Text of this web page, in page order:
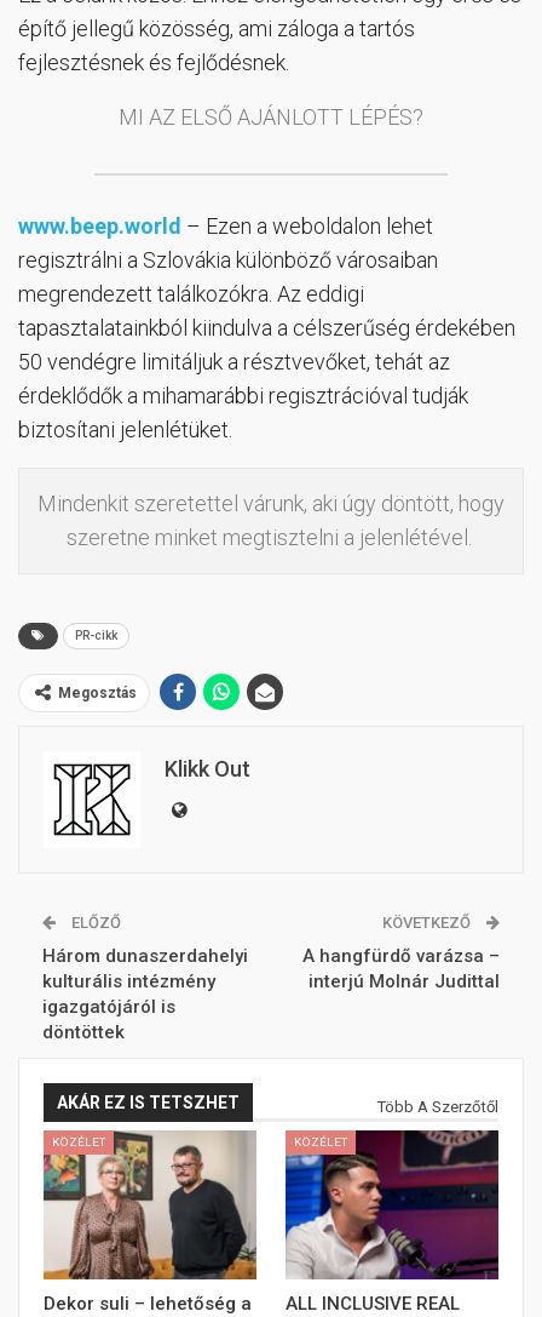
építő jellegű közösség, ami záloga a tartós
fejlesztésnek és fejlődésnek.
MI AZ ELSŐ AJÁNLOTT LÉPÉS?
www.beep.world – Ezen a weboldalon lehet
regisztrálni a Szlovákia különböző városaiban
megrendezett találkozókra. Az eddigi
tapasztalatainkból kiindulva a célszerűség érdekében
50 vendégre limitáljuk a résztvevőket, tehát az
érdeklődők a mihamarábbi regisztrációval tudják
biztosítani jelenlétüket.
Mindenkit szeretettel várunk, aki úgy döntött, hogy
szeretne minket megtisztelni a jelenlétével.
PR-cikk
Megosztás
Klikk Out
ELŐZŐ
Három dunaszerdahelyi
kulturális intézmény
igazgatójáról is
döntöttek
KÖVETKEZŐ
A hangfürdő varázsa –
interjú Molnár Judittal
AKÁR EZ IS TETSZHET Több A Szerzőtől
KÖZÉLET
Dekor suli – lehetőség a
KÖZÉLET
ALL INCLUSIVE REAL